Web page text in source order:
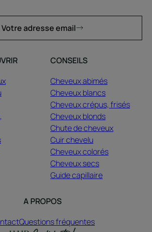
Votre adresse email
CONSEILS
Cheveux abimés
Cheveux blancs
Cheveux crépus, frisés
Cheveux blonds
Chute de cheveux
Cuir chevelu
Cheveux colorés
Cheveux secs
Guide capillaire
A PROPOS
Questions fréquentes